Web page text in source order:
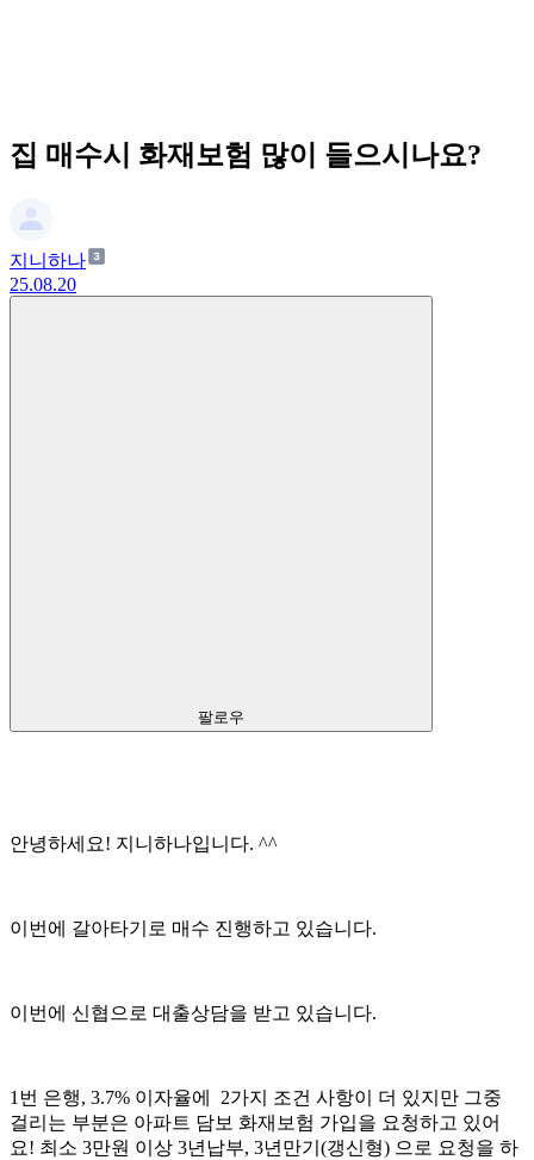
집 매수시 화재보험 많이 들으시나요?
지니하나
25.08.20
팔로우
안녕하세요! 지니하나입니다. ^^
이번에 갈아타기로 매수 진행하고 있습니다.
이번에 신협으로 대출상담을 받고 있습니다.
1번 은행, 3.7% 이자율에 2가지 조건 사항이 더 있지만 그중
걸리는 부분은 아파트 담보 화재보험 가입을 요청하고 있어
요! 최소 3만원 이상 3년납부, 3년만기(갱신형) 으로 요청을 하